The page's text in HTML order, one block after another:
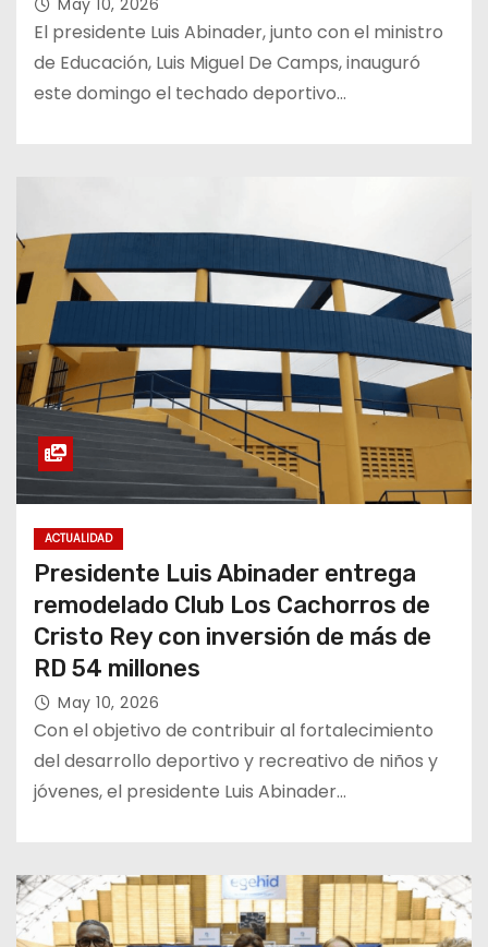
May 10, 2026
El presidente Luis Abinader, junto con el ministro
de Educación, Luis Miguel De Camps, inauguró
este domingo el techado deportivo…
ACTUALIDAD
Presidente Luis Abinader entrega
remodelado Club Los Cachorros de
Cristo Rey con inversión de más de
RD 54 millones
May 10, 2026
Con el objetivo de contribuir al fortalecimiento
del desarrollo deportivo y recreativo de niños y
jóvenes, el presidente Luis Abinader…